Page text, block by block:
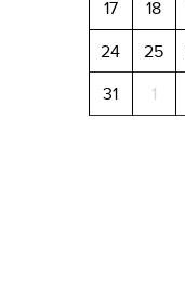
17
18
24
25
31
1